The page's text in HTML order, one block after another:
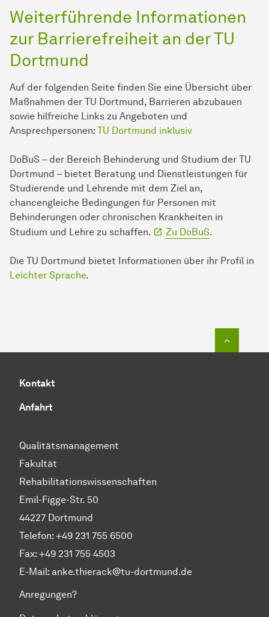
Weiterführende Informationen
zur Barrierefreiheit an der TU
Dortmund
Auf der folgenden Seite finden Sie eine Übersicht über
Maßnahmen der TU Dort­mund, Barrieren abzubauen
sowie hilfreiche Links zu Angeboten und
Ansprechpersonen: TU Dortmund inklusiv
DoBuS – der Bereich Behinderung und Studium der TU
Dortmund – bietet Beratung und Dienstleistungen für
Studierende und Lehrende mit dem Ziel an,
chancengleiche Bedingungen für Personen mit
Behinderungen oder chronischen Krankheiten in
Studium und Lehre zu schaffen.
Zu DoBuS.
Die TU Dortmund bietet Informationen über ihr Profil in
Leichter Sprache.
Kontakt
Anfahrt
Qualitätsmanagement
Fakultät
Rehabilitationswissenschaften
Emil-Figge-Str. 50
44227 Dortmund
Telefon: +49 231 755 6500
Fax: +49 231 755 4503
E-Mail: anke.thierack@tu-dortmund.de
Anregungen?